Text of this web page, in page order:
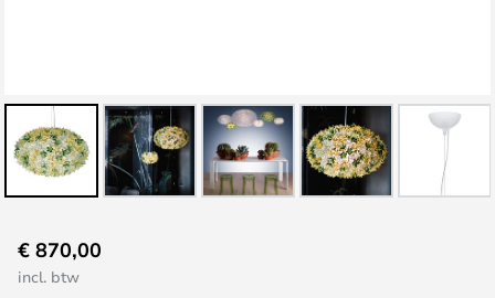
naar
het
€ 870,00
incl. btw